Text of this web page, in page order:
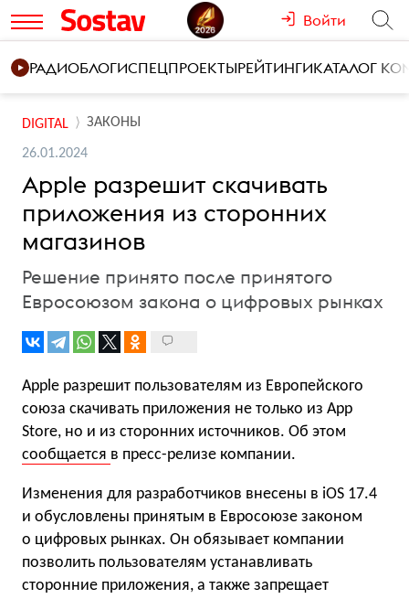
Войти
РАДИОБЛОГИСПЕЦПРОЕКТЫРЕЙТИНГИКАТАЛОГ
DIGITAL ЗАКОНЫ
26.01.2024
Apple разрешит скачивать
приложения из сторонних
магазинов
Решение принято после принятого
Евросоюзом закона о цифровых рынках
Apple разрешит пользователям из Европейского
союза скачивать приложения не только из App
Store, но и из сторонних источников. Об этом
сообщается в пресс-релизе компании.
Изменения для разработчиков внесены в iOS 17.4
и обусловлены принятым в Евросоюзе законом
о цифровых рынках. Он обязывает компании
позволить пользователям устанавливать
сторонние приложения, а также запрещает